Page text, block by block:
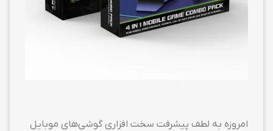
امروزه به لطف پیشرفت سخت افزاری گوشی‌های موبایل